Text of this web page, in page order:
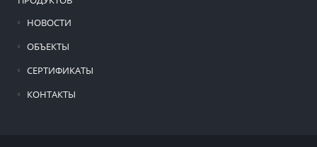
НОВОСТИ
ОБЪЕКТЫ
СЕРТИФИКАТЫ
КОНТАКТЫ